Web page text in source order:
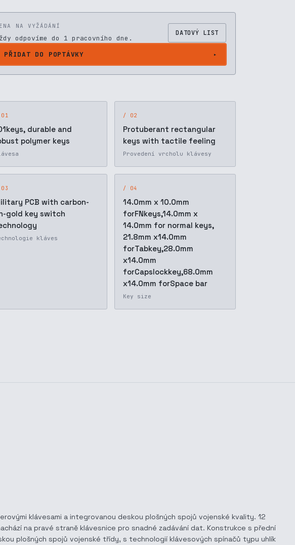
NA VYŽÁDÁNÍ
odpovíme do 1 pracovního dne.
DATOVÝ LIST
PŘIDAT DO POPTÁVKY
durable and
polymer keys
/ 02
Protuberant rectangular
keys with tactile feeling
Provedení vrcholu klávesy
PCB with carbon-
gold key switch
kláves
/ 04
14.0mm x 10.0mm
forFNkeys,14.0mm x
14.0mm for normal keys,
21.8mm x14.0mm
forTabkey,28.0mm
x14.0mm
forCapslockkey,68.0mm
x14.0mm forSpace bar
Key size
klávesami a integrovanou deskou plošných spojů vojenské kvality. 12
na pravé straně klávesnice pro snadné zadávání dat. Konstrukce s přední
plošných spojů vojenské třídy, s technologií klávesových spínačů typu uhlík